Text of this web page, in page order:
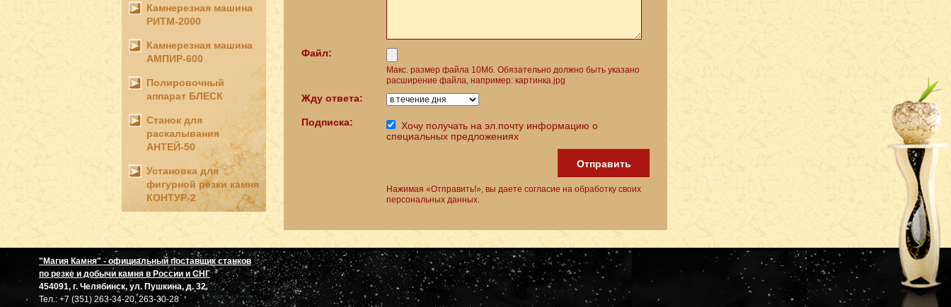
Камнерезная машина
РИТМ-2000
Камнерезная машина
АМПИР-600
Полировочный
аппарат БЛЕСК
Станок для
раскалывания
АНТЕЙ-50
Установка для
фигурной резки камня
КОНТУР-2
Файл:
Макс. размер файла 10Мб. Обязательно должно быть указано
расширение файла, например: картинка.jpg
Жду ответа:
Подписка:
Хочу получать на эл.почту информацию о
специальных предложениях
Отправить
Нажимая «Отправить!», вы даете согласие на обработку своих
персональных данных.
"Магия Камня" - официальный поставщик станков
по резке и добычи камня в России и СНГ
454091, г. Челябинск, ул. Пушкина, д. 32
Тел.: +7 (351) 263-34-20, 263-30-28